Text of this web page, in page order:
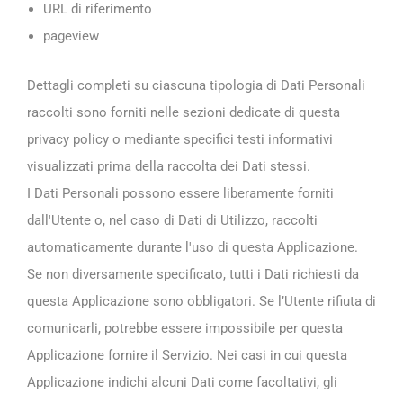
URL di riferimento
pageview
Dettagli completi su ciascuna tipologia di Dati Personali
raccolti sono forniti nelle sezioni dedicate di questa
privacy policy o mediante specifici testi informativi
visualizzati prima della raccolta dei Dati stessi.
I Dati Personali possono essere liberamente forniti
dall'Utente o, nel caso di Dati di Utilizzo, raccolti
automaticamente durante l'uso di questa Applicazione.
Se non diversamente specificato, tutti i Dati richiesti da
questa Applicazione sono obbligatori. Se l’Utente rifiuta di
comunicarli, potrebbe essere impossibile per questa
Applicazione fornire il Servizio. Nei casi in cui questa
Applicazione indichi alcuni Dati come facoltativi, gli